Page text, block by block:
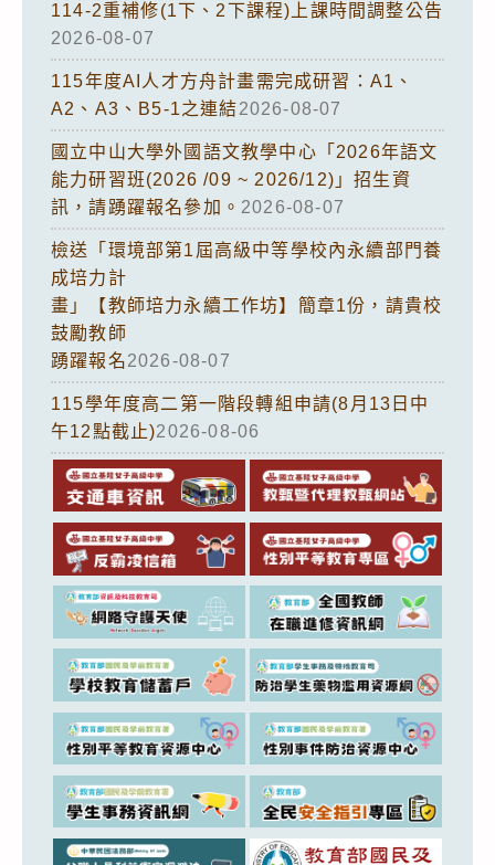
114-2重補修(1下、2下課程)上課時間調整公告
2026-08-07
115年度AI人才方舟計畫需完成研習：A1、
A2、A3、B5-1之連結2026-08-07
國立中山大學外國語文教學中心「2026年語文
能力研習班(2026 /09 ~ 2026/12)」招生資
訊，請踴躍報名參加。 2026-08-07
檢送「環境部第1屆高級中等學校內永續部門養
成培力計
畫」【教師培力永續工作坊】簡章1份，請貴校
鼓勵教師
踴躍報名2026-08-07
115學年度高二第一階段轉組申請(8月13日中
午12點截止)2026-08-06